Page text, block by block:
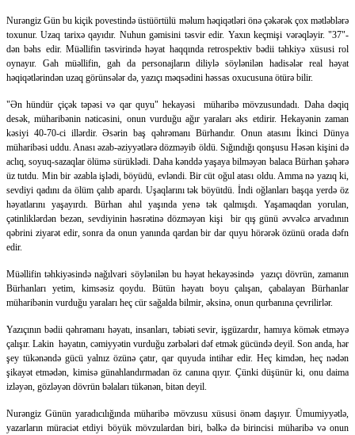
Nurəngiz Gün bu kiçik povestində üstüörtülü məlum həqiqətləri önə çəkərək çox mətləblərə
toxunur. Uzaq tarixə qayıdır. Nuhun gəmisini təsvir edir. Yaxın keçmişi vərəqləyir. "37"-
dən bəhs edir. Müəllifin təsvirində həyat haqqında retrospektiv bədii təhkiyə xüsusi rol
oynayır. Gah müəllifin, gah da personajların diliylə söylənilən hadisələr real həyat
həqiqətlərindən uzaq görünsələr də, yazıçı məqsədini həssas oxucusuna ötürə bilir.
"Ən hündür çiçək təpəsi və qar quyu" hekayəsi müharibə mövzusundadı. Daha dəqiq
desək, müharibənin nəticəsini, onun vurduğu ağır yaraları əks etdirir. Hekayənin zaman
kəsiyi 40-70-ci illərdir. Əsərin baş qəhrəmanı Bürhandır. Onun atasını İkinci Dünya
müharibəsi uddu. Anası əzab-əziyyətlərə dözməyib öldü. Sığındığı qonşusu Həsən kişini də
aclıq, soyuq-sazaqlar ölümə sürüklədi. Daha kənddə yaşaya bilməyən balaca Bürhan şəhərə
üz tutdu. Min bir əzabla işlədi, böyüdü, evləndi. Bir cüt oğul atası oldu. Amma nə yazıq ki,
sevdiyi qadını da ölüm çalıb apardı. Uşaqlarını tək böyütdü. İndi oğlanları başqa yerdə öz
həyatlarını yaşayırdı. Bürhan ahıl yaşında yenə tək qalmışdı. Yaşamaqdan yorulan,
çətinliklərdən bezən, sevdiyinin həsrətinə dözməyən kişi bir qış günü əvvəlcə arvadının
qəbrini ziyarət edir, sonra da onun yanında qardan bir dar quyu hörərək özünü orada dəfn
edir.
Müəllifin təhkiyəsində nağılvari söylənilən bu həyat hekayəsində yazıçı dövrün, zamanın
Bürhanları yetim, kimsəsiz qoydu. Bütün həyatı boyu çalışan, çabalayan Bürhanlar
müharibənin vurduğu yaraları heç cür sağalda bilmir, əksinə, onun qurbanına çevrilirlər.
Yazıçının bədii qəhrəmanı həyatı, insanları, təbiəti sevir, işgüzardır, hamıya kömək etməyə
çalışır. Lakin həyatın, cəmiyyətin vurduğu zərbələri dəf etmək gücündə deyil. Son anda, hər
şey tükənəndə gücü yalnız özünə çatır, qar quyuda intihar edir. Heç kimdən, heç nədən
şikayət etmədən, kimisə günahlandırmadan öz canına qıyır. Çünki düşünür ki, onu daima
izləyən, gözləyən dövrün bəlaları tükənən, bitən deyil.
Nurəngiz Günün yaradıcılığında müharibə mövzusu xüsusi önəm daşıyır. Ümumiyyətlə,
yazarların müraciət etdiyi böyük mövzulardan biri, bəlkə də birincisi müharibə və onun